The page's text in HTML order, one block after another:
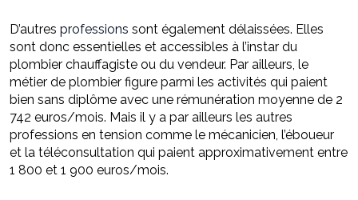
D’autres professions sont également délaissées. Elles
sont donc essentielles et accessibles à l’instar du
plombier chauffagiste ou du vendeur. Par ailleurs, le
métier de plombier figure parmi les activités qui paient
bien sans diplôme avec une rémunération moyenne de 2
742 euros/mois. Mais il y a par ailleurs les autres
professions en tension comme le mécanicien, l’éboueur
et la téléconsultation qui paient approximativement entre
1 800 et 1 900 euros/mois.